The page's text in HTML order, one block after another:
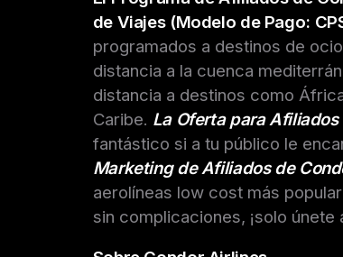
de Viajes (Modelo de Pago:
programados a destinos de
distancia a la cuenca
distancia a destinos como
Caribe. La Oferta para
fantástico si a tu público le
Marketing de Afiliados de
aerolíneas low cost más
sin complicaciones, ¡solo únete